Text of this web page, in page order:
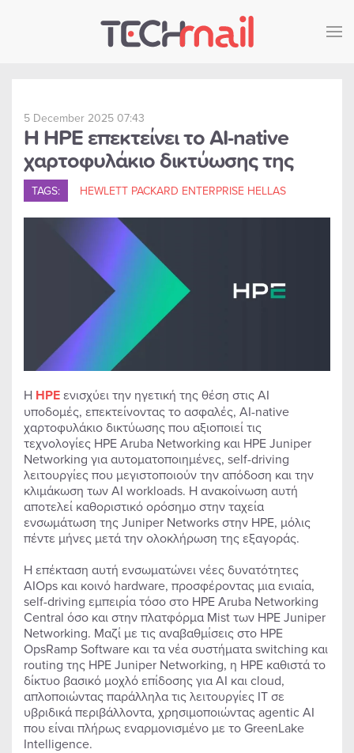
Skip to main content
5 December 2025 07:43
Η HPE επεκτείνει το AI-native
χαρτοφυλάκιο δικτύωσης της
TAGS: HEWLETT PACKARD ENTERPRISE HELLAS
Η HPEενισχύει την ηγετική της θέση στις AI
υποδομές, επεκτείνοντας το ασφαλές, AI-native
χαρτοφυλάκιο δικτύωσης που αξιοποιεί τις
τεχνολογίες HPE Aruba Networking και HPE Juniper
Networking για αυτοματοποιημένες, self-driving
λειτουργίες που μεγιστοποιούν την απόδοση και την
κλιμάκωση των AI workloads. Η ανακοίνωση αυτή
αποτελεί καθοριστικό ορόσημο στην ταχεία
ενσωμάτωση της Juniper Networks στην HPE, μόλις
πέντε μήνες μετά την ολοκλήρωση της εξαγοράς.
Η επέκταση αυτή ενσωματώνει νέες δυνατότητες
AIOps και κοινό hardware, προσφέροντας μια ενιαία,
self-driving εμπειρία τόσο στο HPE Aruba Networking
Central όσο και στην πλατφόρμα Mist των HPE Juniper
Networking. Μαζί με τις αναβαθμίσεις στο HPE
OpsRamp Software και τα νέα συστήματα switching και
routing της HPE Juniper Networking, η HPE καθιστά το
δίκτυο βασικό μοχλό επίδοσης για AI και cloud,
απλοποιώντας παράλληλα τις λειτουργίες IT σε
υβριδικά περιβάλλοντα, χρησιμοποιώντας agentic AI
που είναι πλήρως εναρμονισμένο με το GreenLake
Intelligence.